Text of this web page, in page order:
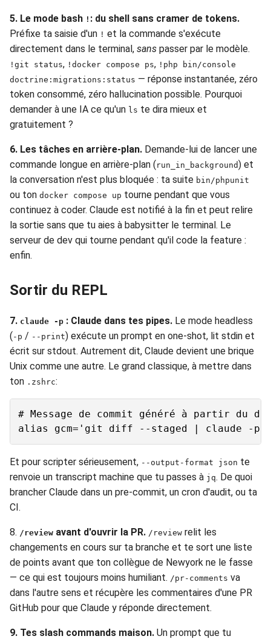
5. Le mode bash ! : du shell sans cramer de tokens.
Préfixe ta saisie d'un ! et la commande s'exécute
directement dans le terminal, sans passer par le modèle.
!git status, !docker compose ps, !php bin/console
doctrine:migrations:status — réponse instantanée, zéro
token consommé, zéro hallucination possible. Pourquoi
demander à une IA ce qu'un ls te dira mieux et
gratuitement ?
6. Les tâches en arrière-plan. Demande-lui de lancer une
commande longue en arrière-plan (run_in_background) et
la conversation n'est plus bloquée : ta suite bin/phpunit
ou ton docker compose up tourne pendant que vous
continuez à coder. Claude est notifié à la fin et peut relire
la sortie sans que tu aies à babysitter le terminal. Le
serveur de dev qui tourne pendant qu'il code la feature :
enfin.
Sortir du REPL
7. claude -p : Claude dans tes pipes. Le mode headless
(-p / --print) exécute un prompt en one-shot, lit stdin et
écrit sur stdout. Autrement dit, Claude devient une brique
Unix comme une autre. Le grand classique, à mettre dans
ton .zshrc:
# Message de commit généré à partir du
Et pour scripter sérieusement, --output-format json te
renvoie un transcript machine que tu passes à jq. De quoi
brancher Claude dans un pre-commit, un cron d'audit, ou ta
CI.
8. /review avant d'ouvrir la PR. /review relit les
changements en cours sur ta branche et te sort une liste
de points avant que ton collègue de Newyork ne le fasse
— ce qui est toujours moins humiliant. /pr-comments va
dans l'autre sens et récupère les commentaires d'une PR
GitHub pour que Claude y réponde directement.
9. Tes slash commands maison. Un prompt que tu